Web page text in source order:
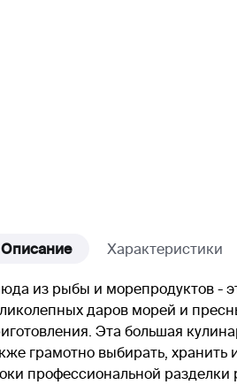
Описание Характеристики
из рыбы и морепродуктов -
даров морей и
Эта большая
грамотно выбирать,
профессиональной